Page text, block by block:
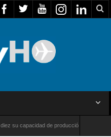
capacidad de producción de radares en